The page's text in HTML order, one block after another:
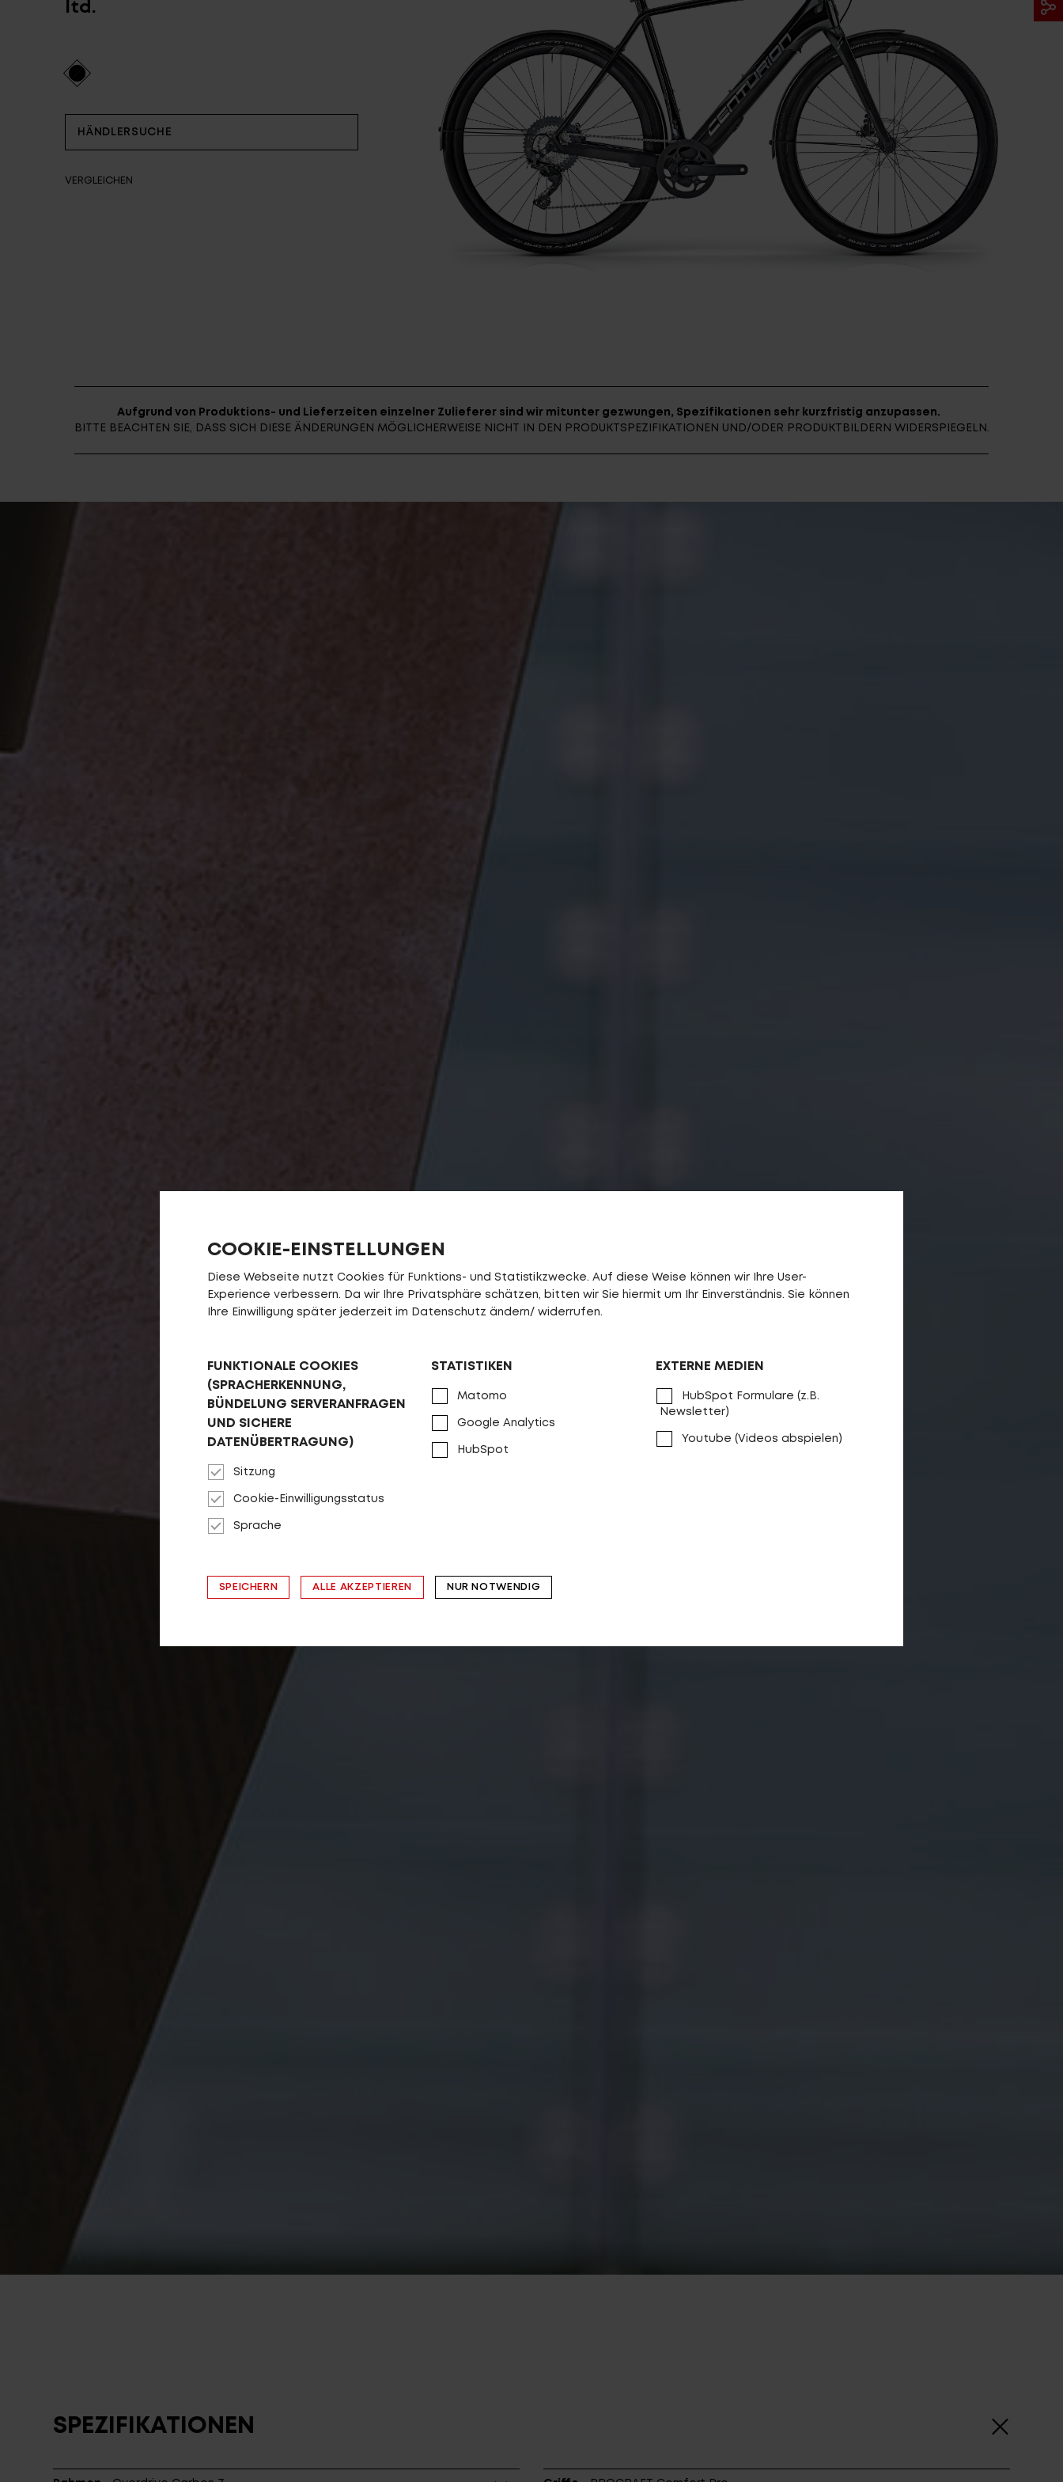
Partner
E-BIKE ARCHIV FINDE DEIN E-BIKE
ltd.
HÄNDLERSUCHE
VERGLEICHEN
Aufgrund von Produktions- und Lieferzeiten einzelner Zulieferer sind wir mitunter gezwungen, Spezifikationen sehr kurzfristig anzupassen.
BITTE BEACHTEN SIE, DASS SICH DIESE ÄNDERUNGEN MÖGLICHERWEISE NICHT IN DEN PRODUKTSPEZIFIKATIONEN UND/ODER PRODUKTBILDERN WIDERSPIEGELN.
SPEZIFIKATIONEN
COOKIE-EINSTELLUNGEN
Diese Webseite nutzt Cookies für Funktions- und Statistikzwecke. Auf diese Weise können wir Ihre User-
Experience verbessern. Da wir Ihre Privatsphäre schätzen, bitten wir Sie hiermit um Ihr Einverständnis. Sie können
Ihre Einwilligung später jederzeit im Datenschutz ändern/ widerrufen.
FUNKTIONALE COOKIES
(SPRACHERKENNUNG,
BÜNDELUNG SERVERANFRAGEN
UND SICHERE
DATENÜBERTRAGUNG)
Sitzung
Cookie-Einwilligungsstatus
Sprache
STATISTIKEN
Matomo
Google Analytics
HubSpot
EXTERNE MEDIEN
HubSpot Formulare (z.B.
Newsletter)
Youtube (Videos abspielen)
SPEICHERN ALLE AKZEPTIEREN NUR NOTWENDIG